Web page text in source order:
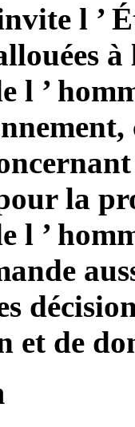
l ’
l ’
la
l ’
et de